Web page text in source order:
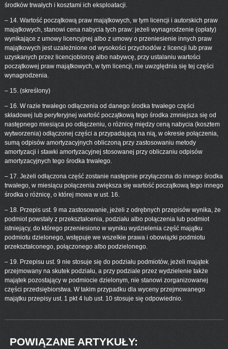
środków trwałych i kosztami ich eksploatacji.
– 14. Wartość początkową praw majątkowych, w tym licencji i autorskich praw
majątkowych, stanowi cena nabycia tych praw: jeżeli wynagrodzenie (opłaty)
wynikające z umowy licencyjnej albo z umowy o przeniesienie innych praw
majątkowych jest uzależnione od wysokości przychodów z licencji lub praw
uzyskanych przez licencjobiorcę albo nabywcę, przy ustalaniu wartości
początkowej praw majątkowych, w tym licencji, nie uwzględnia się tej części
wynagrodzenia.
– 15. (skreślony)
– 16. W razie trwałego odłączenia od danego środka trwałego części
składowej lub peryferyjnej wartość początkową tego środka zmniejsza się od
następnego miesiąca po odłączeniu, o różnicę między ceną nabycia (kosztem
wytworzenia) odłączonej części a przypadającą na nią, w okresie połączenia,
sumą odpisów amortyzacyjnych obliczoną przy zastosowaniu metody
amortyzacji i stawki amortyzacyjnej stosowanej przy obliczaniu odpisów
amortyzacyjnych tego środka trwałego.
– 17. Jeżeli odłączona część zostanie następnie przyłączona do innego środka
trwałego, w miesiącu połączenia zwiększa się wartość początkową tego innego
środka o różnicę, o której mowa w ust. 16.
– 18. Przepis ust. 9 ma zastosowanie, jeżeli z odrębnych przepisów wynika, że
podmiot powstały z przekształcenia, podziału albo połączenia lub podmiot
istniejący, do którego przeniesiono w wyniku wydzielenia część majątku
podmiotu dzielonego, wstępuje we wszelkie prawa i obowiązki podmiotu
przekształconego, połączonego albo podzielonego.
– 19. Przepisu ust. 9 nie stosuje się do podziału podmiotów, jeżeli majątek
przejmowany na skutek podziału, a przy podziale przez wydzielenie także
majątek pozostający w podmiocie dzielonym, nie stanowi zorganizowanej
części przedsiębiorstwa. W takim przypadku dla wyceny przejmowanego
majątku przepisy ust. 1 pkt 4 lub ust. 10 stosuje się odpowiednio.
POWIĄZANE ARTYKUŁY: